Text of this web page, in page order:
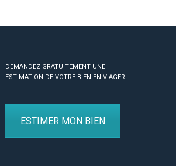
DEMANDEZ GRATUITEMENT UNE
ESTIMATION DE VOTRE BIEN EN VIAGER
ESTIMER MON BIEN